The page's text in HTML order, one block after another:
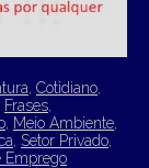
Cotidiano
Frases
Meio Ambiente
Setor Privado
Emprego